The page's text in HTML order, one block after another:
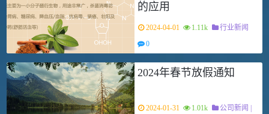
的应用
2024-04-01 1.11k
行业新闻
0
2024年春节放假通知
2024-01-31 1.01k 公司新闻